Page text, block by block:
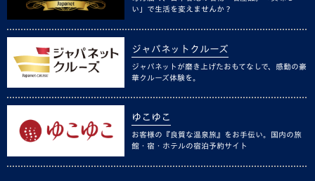
い」で生活を変えませんか？
ジャパネットクルーズ
ジャパネットが磨き上げたおもてなしで、感動の豪
華クルーズ体験を。
ゆこゆこ
お客様の『良質な温泉旅』をお手伝い。国内の旅
館・宿・ホテルの宿泊予約サイト